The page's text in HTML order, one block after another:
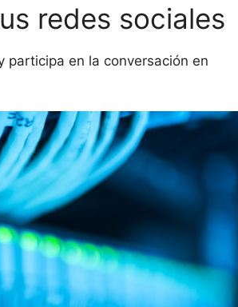
redes sociales
participa en la conversación en